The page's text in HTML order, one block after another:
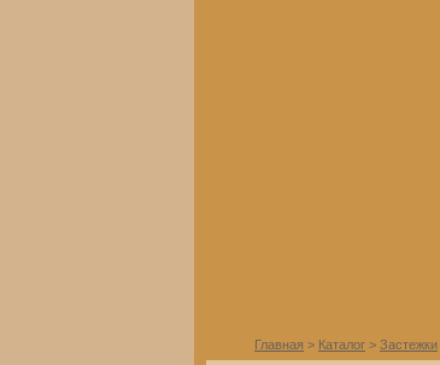
Главная > Каталог > Застежки